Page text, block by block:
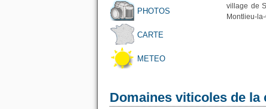
PHOTOS
CARTE
METEO
village de
Montlieu-
Domaines viticoles de